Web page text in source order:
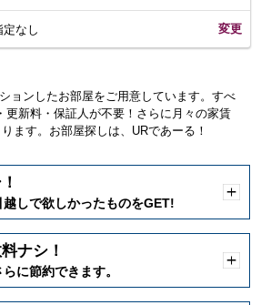
定なし 変更
ョンしたお部屋をご用意しています。すべ
更新料・保証人が不要！さらに月々の家賃
ます。お部屋探しは、URであーる！
越しで欲しかったものをGET!
く
ナシ！
に節約できます。
く